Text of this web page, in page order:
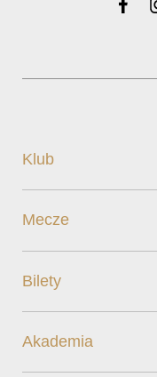
Klub
Mecze
Bilety
Akademia